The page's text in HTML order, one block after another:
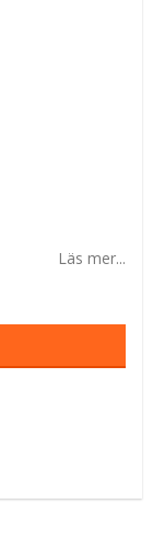
Läs mer...